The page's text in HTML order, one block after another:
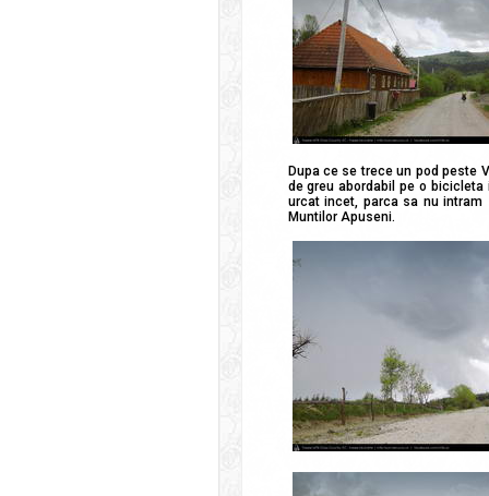
Dupa ce se trece un pod peste
de greu abordabil pe o
urcat incet, parca sa nu
Muntilor Apuseni.